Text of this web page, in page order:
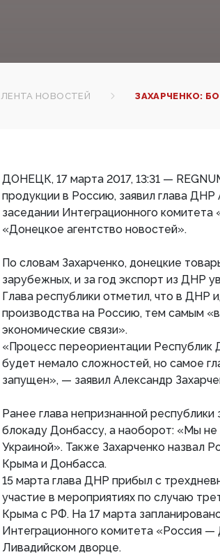
ЛЕНТА НОВОСТЕЙ ЗАХАРЧЕНКО:
ДОНЕЦК, 17 марта 2017, 13:31 —
продукции в Россию, заявил глава ДНР
заседании Интеграционного
«Донецкое агентство новостей».
По словам Захарченко, донецкие
зарубежных, и за год экспорт из ДНР
Глава республики отметил, что в ДНР
производства на Россию, тем самым
экономические связи».
«Процесс переориентации Республик
будет немало сложностей, но самое
запущен», — заявил Александр
Ранее глава непризнанной республики
блокаду Донбассу, а наоборот: «Мы
Украиной». Также Захарченко назвал
Крыма и Донбасса.
15 марта глава ДНР прибыл с
участие в мероприятиях по случаю
Крыма с РФ. На 17 марта
Интеграционного комитета «Россия
Ливадийском дворце.